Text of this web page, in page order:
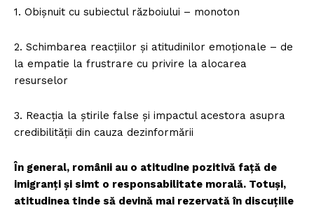
1. Obișnuit cu subiectul războiului – monoton
2. Schimbarea reacțiilor și atitudinilor emoționale – de
la empatie la frustrare cu privire la alocarea
resurselor
3. Reacția la știrile false și impactul acestora asupra
credibilității din cauza dezinformării
În general, românii au o atitudine pozitivă față de
imigranți și simt o responsabilitate morală. Totuși,
atitudinea tinde să devină mai rezervată în discuțiile